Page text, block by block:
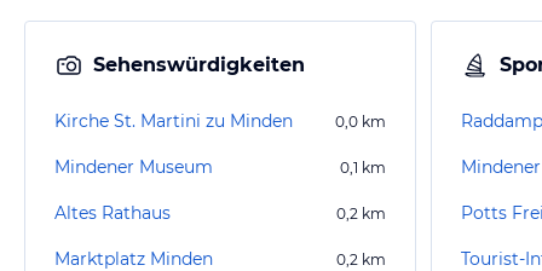
Sehenswürdigkeiten
Kirche St. Martini zu Minden 0,0 km
Mindener Museum 0,1 km
Altes Rathaus 0,2 km
Marktplatz Minden 0,2 km
Potts
Tourist-